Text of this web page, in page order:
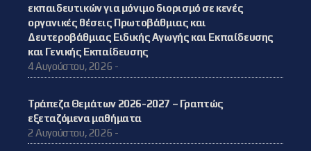
εκπαιδευτικών για μόνιμο διορισμό σε κενές
οργανικές θέσεις Πρωτοβάθμιας και
Δευτεροβάθμιας Ειδικής Αγωγής και Εκπαίδευσης
και Γενικής Εκπαίδευσης
4 Αυγούστου, 2026 -
Τράπεζα Θεμάτων 2026-2027 – Γραπτώς
εξεταζόμενα μαθήματα
2 Αυγούστου, 2026 -